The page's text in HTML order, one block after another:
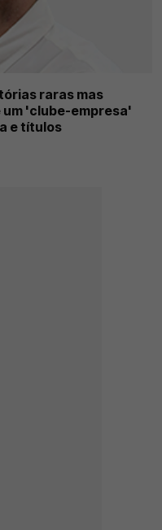
raras mas
'clube-empresa'
e títulos